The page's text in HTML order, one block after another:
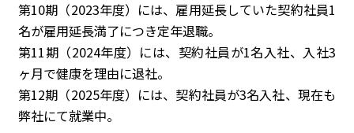
第10期（2023年度）には、雇用延長していた契約社員1
名が雇用延長満了につき定年退職。
第11期（2024年度）には、契約社員が1名入社、入社3
ヶ月で健康を理由に退社。
第12期（2025年度）には、契約社員が3名入社、現在も
弊社にて就業中。